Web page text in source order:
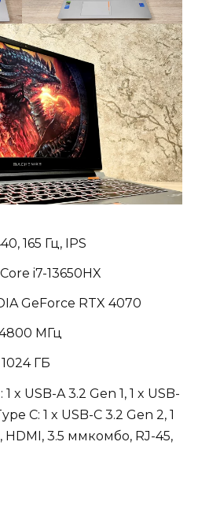
165 Гц, IPS
i7-13650HX
GeForce RTX 4070
МГц
ГБ
x USB-A 3.2 Gen 1, 1 x USB-
C: 1 x USB-C 3.2 Gen 2, 1
HDMI, 3.5 ммкомбо, RJ-45,